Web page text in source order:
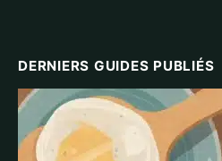
DERNIERS GUIDES PUBLIÉS